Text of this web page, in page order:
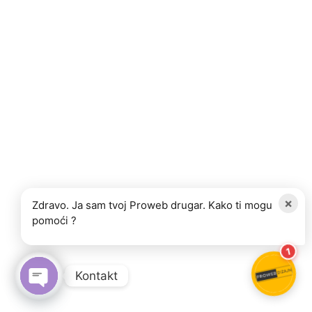
Kontakt
×
Zdravo. Ja sam tvoj Proweb drugar. Kako ti mogu
pomoći ?
1